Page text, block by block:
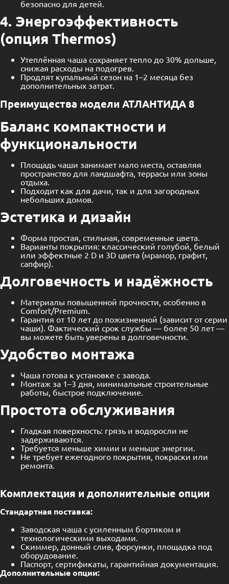
безопасно для детей.
4. Энергоэффективность
(опция Thermos)
Утеплённая чаша сохраняет тепло до 30% дольше,
снижая расходы на подогрев.
Продлят купальный сезон на 1–2 месяца без
дополнительных затрат.
Преимущества модели АТЛАНТИДА 8
Баланс компактности и
функциональности
Площадь чаши занимает мало места, оставляя
пространство для ландшафта, террасы или зоны
отдыха.
Подходит как для дачи, так и для загородных
небольших домов.
Эстетика и дизайн
Форма простая, стильная, современные цвета.
Варианты покрытия: классический голубой, белый
или эффектные 2 D и 3D цвета (мрамор, графит,
сапфир).
Долговечность и надёжность
Материалы повышенной прочности, особенно в
Comfort/Premium.
Гарантия от 10 лет до пожизненной (зависит от серии
чаши). Фактический срок службы — более 50 лет —
вы можете быть уверены в долговечности.
Удобство монтажа
Чаша готова к установке с завода.
Монтаж за 1–3 дня, минимальные строительные
работы, быстрое подключение.
Простота обслуживания
Гладкая поверхность: грязь и водоросли не
задерживаются.
Требуется меньше химии и меньше энергии.
Не требует ежегодного покрытия, покраски или
ремонта.
Комплектация и дополнительные опции
Стандартная поставка:
Заводская чаша с усиленным бортиком и
технологическими выходами.
Скиммер, донный слив, форсунки, площадка под
оборудование.
Паспорт, сертификаты, гарантийная документация.
Дополнительные опции: